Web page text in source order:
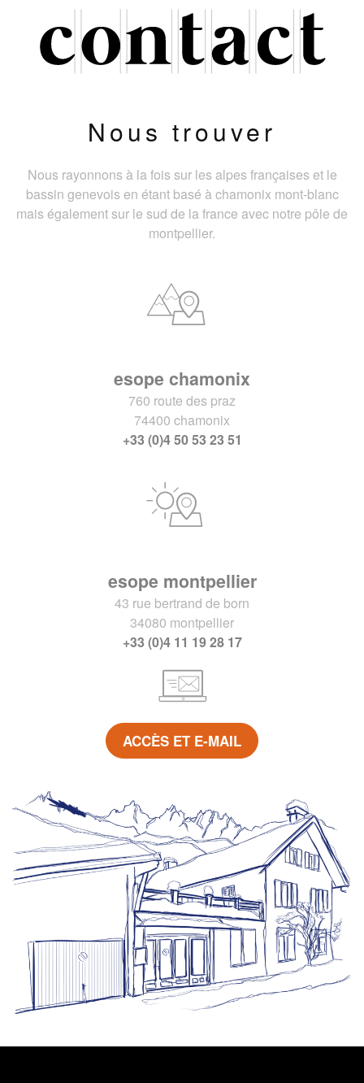
Nous trouver
Nous rayonnons à la fois sur les alpes françaises et le
bassin genevois en étant basé à chamonix mont-blanc
mais également sur le sud de la france avec notre pôle de
montpellier.
esope chamonix
760 route des praz
74400 chamonix
+33 (0)4 50 53 23 51
esope montpellier
43 rue bertrand de born
34080 montpellier
+33 (0)4 11 19 28 17
ACCÈS ET E-MAIL